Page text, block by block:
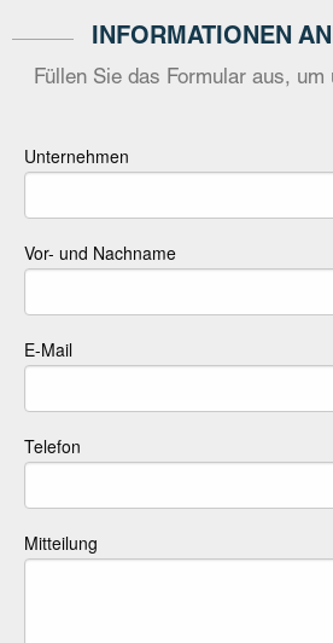
INFORMATIONEN
Füllen Sie das Formular aus,
Unternehmen
Vor- und Nachname
E-Mail
Telefon
Mitteilung